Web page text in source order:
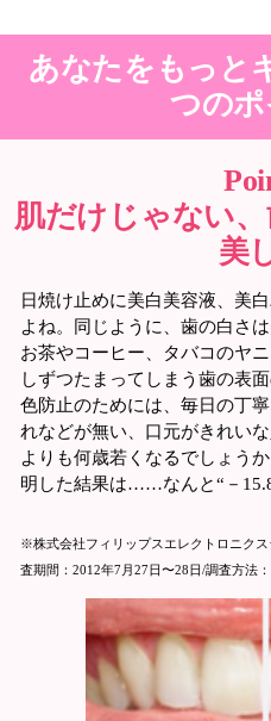
あなたをもっと
つのポ
肌だけじゃない
美
日焼け止めに美白美容液、美
よね。同じように、歯の白さ
お茶やコーヒー、タバコのヤ
しずつたまってしまう歯の表
色防止のためには、毎日の丁
れなどが無い、口元がきれい
よりも何歳若くなるでしょう
明した結果は……なんと“－
※株式会社フィリップスエレクトロニク
査期間：2012年7月27日〜28日/調査方法